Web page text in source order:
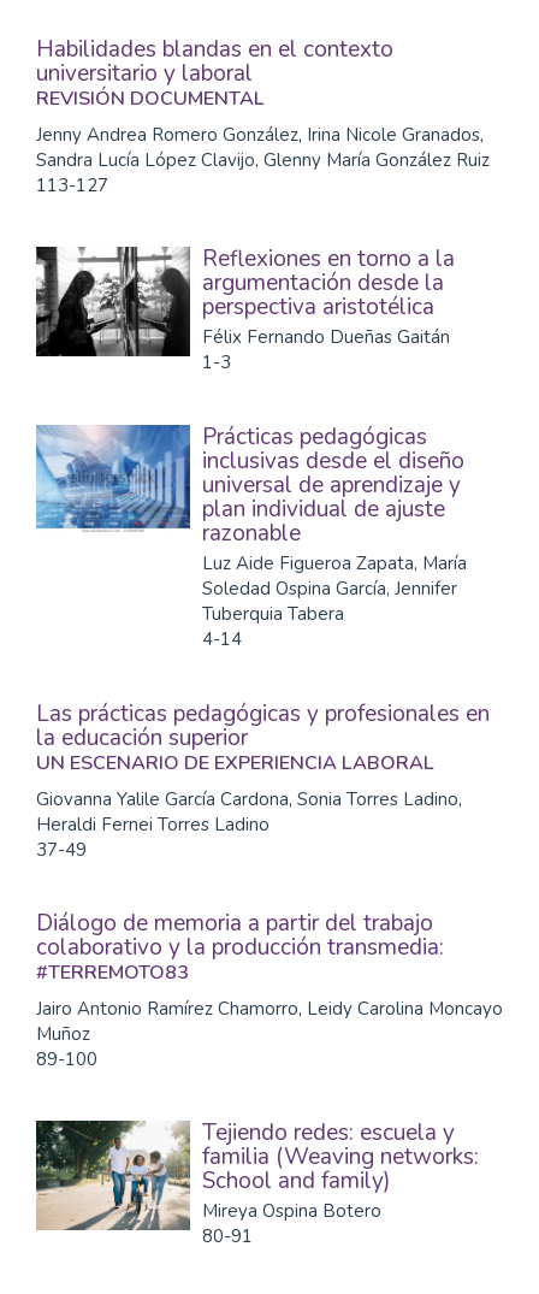
Habilidades blandas en el contexto
universitario y laboral
REVISIÓN DOCUMENTAL
Jenny Andrea Romero González, Irina Nicole Granados,
Sandra Lucía López Clavijo, Glenny María González Ruiz
113-127
Reflexiones en torno a la
argumentación desde la
perspectiva aristotélica
Félix Fernando Dueñas Gaitán
1-3
Prácticas pedagógicas
inclusivas desde el diseño
universal de aprendizaje y
plan individual de ajuste
razonable
Luz Aide Figueroa Zapata, María
Soledad Ospina García, Jennifer
Tuberquia Tabera
4-14
Las prácticas pedagógicas y profesionales en
la educación superior
UN ESCENARIO DE EXPERIENCIA LABORAL
Giovanna Yalile García Cardona, Sonia Torres Ladino,
Heraldi Fernei Torres Ladino
37-49
Diálogo de memoria a partir del trabajo
colaborativo y la producción transmedia:
#TERREMOTO83
Jairo Antonio Ramírez Chamorro, Leidy Carolina Moncayo
Muñoz
89-100
Tejiendo redes: escuela y
familia (Weaving networks:
School and family)
Mireya Ospina Botero
80-91